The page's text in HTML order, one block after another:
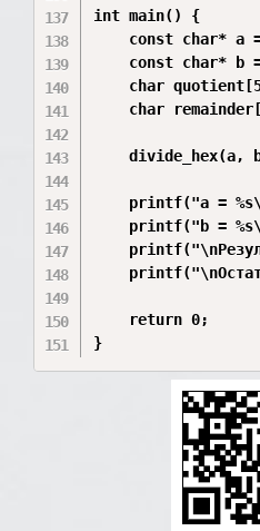
int main() {
const char* a
const char* b
char
char
divide_hex(a,
printf("a =
printf("b =
    return 0;
}